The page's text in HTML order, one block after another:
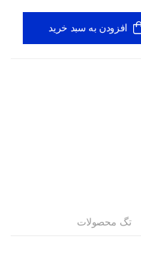
افزودن به سبد خرید
تگ محصولات